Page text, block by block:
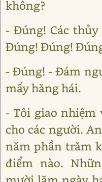
không?
- Đúng! Các
Đúng! Đúng!
- Đúng! - Đám
mấy hăng hái.
- Tôi giao nhiệm
cho các người.
năm phần trăm
điểm nào.